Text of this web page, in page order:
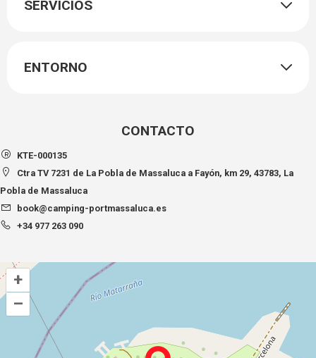
SERVICIOS
ENTORNO
CONTACTO
KTE-000135
Ctra TV 7231 de La Pobla de Massaluca a Fayón, km 29, 43783, La
Pobla de Massaluca
book@camping-portmassaluca.es
+34 977 263 090
+
–